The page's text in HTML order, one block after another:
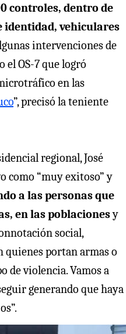
controles, dentro de
identidad, vehiculares
intervenciones de
el OS-7 que logró
en las
”, precisó la teniente
regional, José
como “muy exitoso” y
a las personas que
en las poblacionesy
social,
portan armas o
de violencia. Vamos a
generando que haya